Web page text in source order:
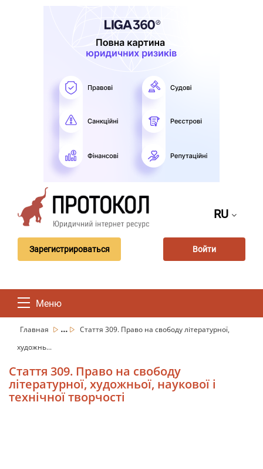
RU
Зарегистрироваться Войти
Меню
Главная ...
Стаття 309. Право на свободу літературної,
художнь...
Стаття 309. Право на свободу
літературної, художньої, наукової і
технічної творчості